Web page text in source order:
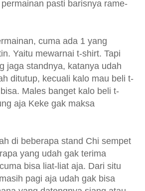
pasti barisnya rame-
cuma ada 1 yang
Yaitu mewarnai t-shirt. Tapi
jaga standnya, katanya udah
ditutup, kecuali kalo mau beli t-
Males banget kalo beli t-
aja Keke gak maksa
di beberapa stand Chi sempet
yang udah gak terima
bisa liat-liat aja. Dari situ
pagi aja udah gak bisa